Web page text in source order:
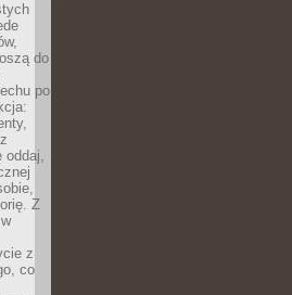
do
po
oddaj,
Z
z
co